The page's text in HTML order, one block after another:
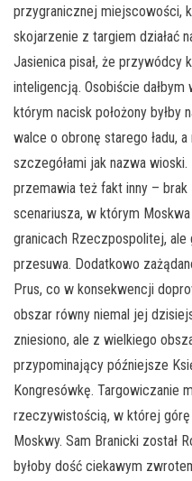
przygranicznej miejscowości,
skojarzenie z targiem działać
Jasienica pisał, że przywódcy
inteligencją. Osobiście dałbym
którym nacisk położony byłby
walce o obronę starego ładu,
szczegółami jak nazwa
przemawia też fakt inny – brak
scenariusza, w którym
granicach Rzeczpospolitej,
przesuwa. Dodatkowo
Prus, co w konsekwencji
obszar równy niemal jej
zniesiono, ale z wielkiego
przypominający późniejsze
Kongresówkę. Targowiczanie
rzeczywistością, w której górę
Moskwy. Sam Branicki został
byłoby dość ciekawym